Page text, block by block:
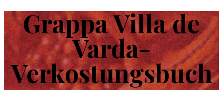
Grappa Villa de
Varda-
Verkostungsbuch